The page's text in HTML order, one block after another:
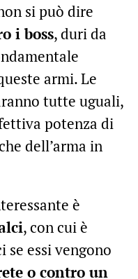
si può dire
i boss, duri da
armi. Le
tutte uguali,
potenza di
dell’arma in
è
, con cui è
essi vengono
o contro un